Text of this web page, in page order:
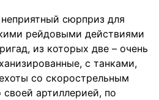
сюрприз для
рейдовыми действиями
из которых две – очень
с танками,
со скорострельным
артиллерией, по